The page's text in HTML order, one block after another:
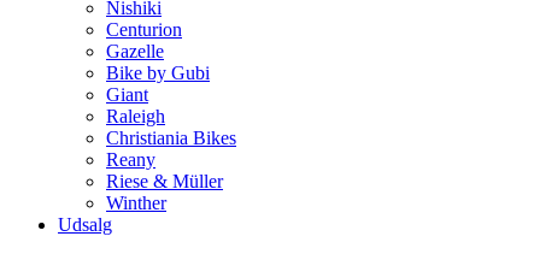
Nishiki
Centurion
Gazelle
Bike by Gubi
Giant
Raleigh
Christiania Bikes
Reany
Riese & Müller
Winther
Udsalg